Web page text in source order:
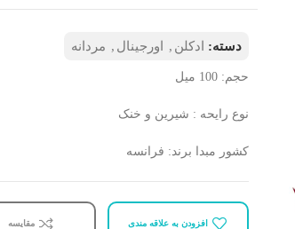
دسته: ادکلن , اورجینال , مردانه
حجم: 100 ميل
نوع رايحه : شيرين و خنک
کشور مبدا برند: فرانسه
افزودن به علاقه مندی مقایسه